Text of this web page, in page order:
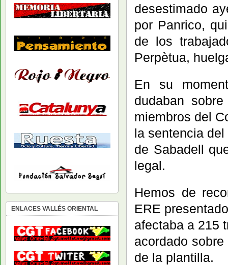
desestimado
por Panrico,
de los
Perpètua,
En su
dudaban
miembros del
la sentencia
de Sabadell
legal.
Hemos de
ERE
afectaba a 215
acordado
de la plantilla.
ENLACES VALLÉS ORIENTAL